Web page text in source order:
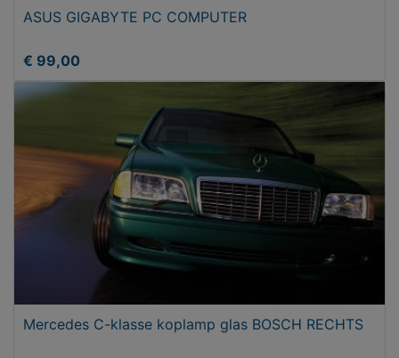
ASUS GIGABYTE PC COMPUTER
€ 99,00
Mercedes C-klasse koplamp glas BOSCH RECHTS